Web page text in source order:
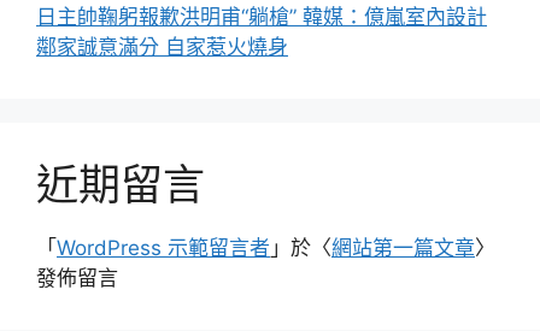
日主帥鞠躬報歉洪明甫“躺槍” 韓媒：億嵐室內設計
鄰家誠意滿分 自家惹火燒身
近期留言
「 WordPress 示範留言者 」於〈網站第一篇文章〉
發佈留言